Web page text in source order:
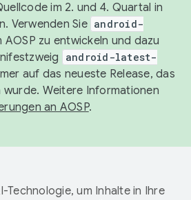
im 2. und 4. Quartal in
Verwenden Sie android-
AOSP zu entwickeln und dazu
android-latest-
auf das neueste Release, das
wurde. Weitere Informationen
an AOSP.
Technologie, um Inhalte in Ihre